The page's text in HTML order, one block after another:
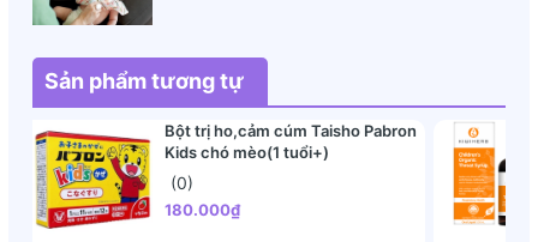
Sản phẩm tương tự
Bột trị ho,cảm cúm Taisho Pabron
Kids chó mèo(1 tuổi+)
(0)
180.000₫